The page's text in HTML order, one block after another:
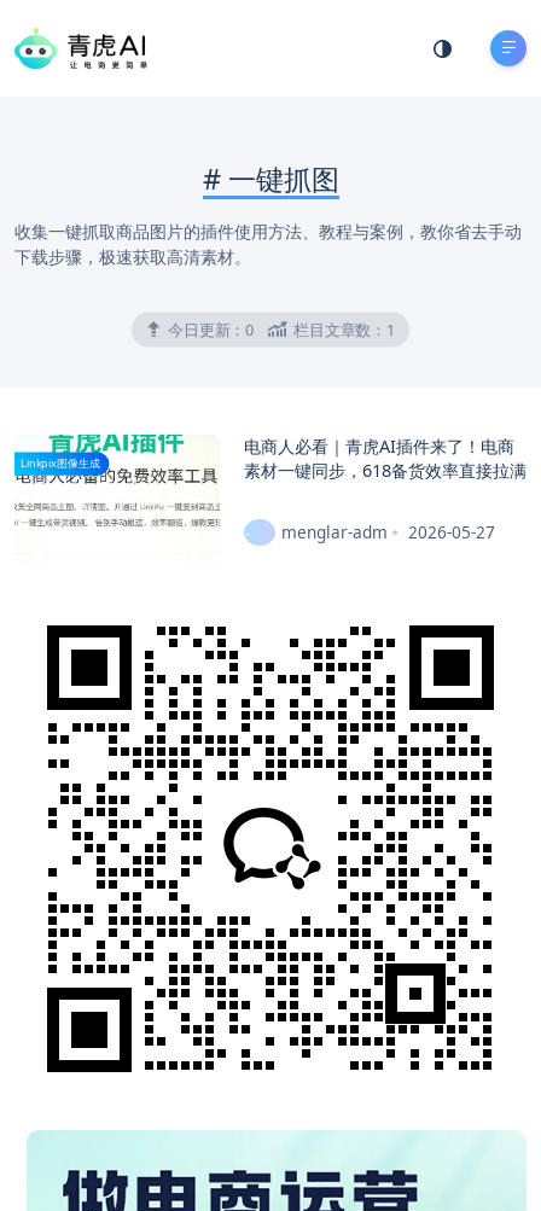
# 一键抓图
收集一键抓取商品图片的插件使用方法、教程与案例，教你省去手动
下载步骤，极速获取高清素材。
今日更新：0 栏目文章数： 1
Linkpix图像生成
电商人必看｜青虎AI插件来了！电商
素材一键同步，618备货效率直接拉满
menglar-adm 2026-05-27